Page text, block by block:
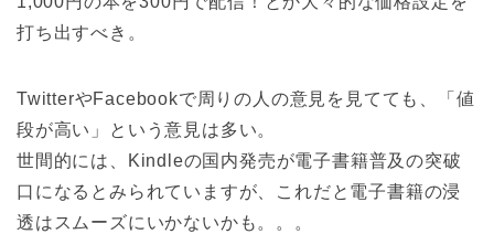
打ち出すべき。
TwitterやFacebookで周りの人の意見を見てても、「値
段が高い」という意見は多い。
世間的には、Kindleの国内発売が電子書籍普及の突破
口になるとみられていますが、これだと電子書籍の浸
透はスムーズにいかないかも。。。